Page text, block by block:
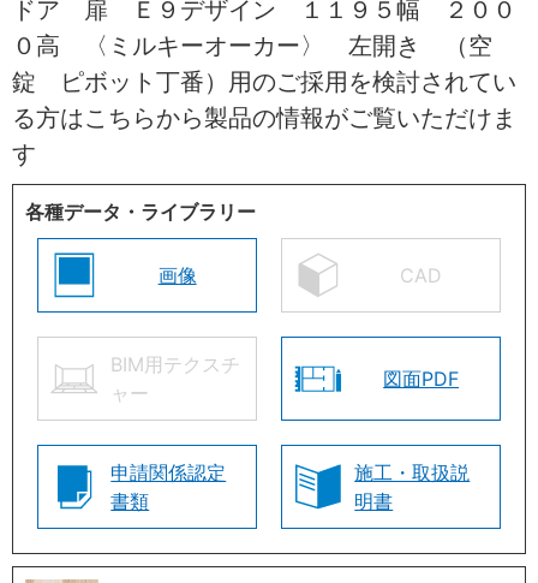
ドア 扉 Ｅ９デザイン １１９５幅 ２００
０高 〈ミルキーオーカー〉 左開き （空
錠 ピボット丁番）用のご採用を検討されてい
る方はこちらから製品の情報がご覧いただけま
す
各種データ・ライブラリー
画像 CAD
BIM用テクスチ
ャー
図面PDF
申請関係認定
書類
施工・取扱説
明書